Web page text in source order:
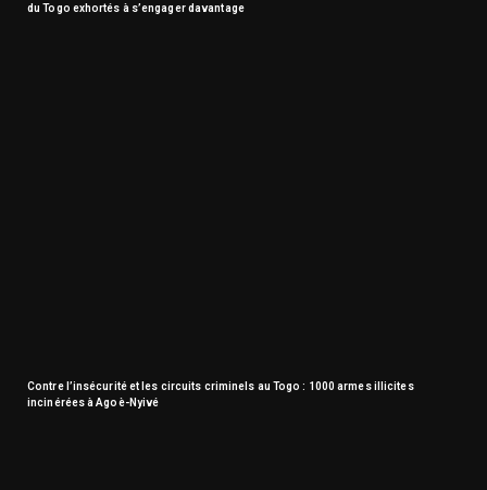
du Togo exhortés à s’engager davantage
Contre l’insécurité et les circuits criminels au Togo : 1000 armes illicites
incinérées à Agoè-Nyivé